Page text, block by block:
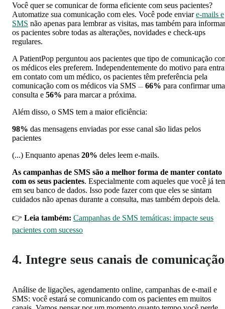
Você quer se comunicar de forma eficiente com seus pacientes?
Automatize sua comunicação com eles. Você pode enviare-mails e
SMS não apenas para lembrar as visitas, mas também para informar
os pacientes sobre todas as alterações, novidades e check-ups
regulares.
A PatientPop perguntou aos pacientes que tipo de comunicação
os médicos eles preferem. Independentemente do motivo para
em contato com um médico, os pacientes têm preferência pela
comunicação com os médicos via SMS — 66% para confirmar uma
consulta e 56% para marcar a próxima.
Além disso, o SMS tem a maior eficiência:
98% das mensagens enviadas por esse canal são lidas pelos
pacientes
(...) Enquanto apenas 20% deles leem e-mails.
As campanhas de SMS são a melhor forma de manter contato
com os seus pacientes. Especialmente com aqueles que você já
em seu banco de dados. Isso pode fazer com que eles se sintam
cuidados não apenas durante a consulta, mas também depois dela.
👉 Leia também: Campanhas de SMS temáticas: impacte seus
pacientes com sucesso
4. Integre seus canais de comunicação
Análise de ligações, agendamento online, campanhas de e-mail e
SMS: você estará se comunicando com os pacientes em muitos